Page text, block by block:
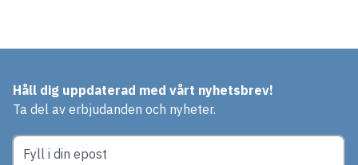
Håll dig uppdaterad med vårt nyhetsbrev!
Ta del av erbjudanden och nyheter.